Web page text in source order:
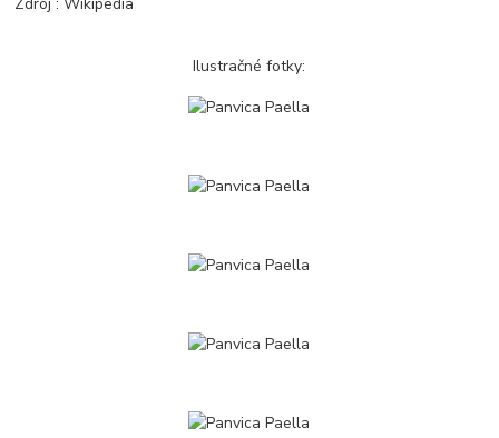
Zdroj : Wikipedia
Ilustračné fotky: